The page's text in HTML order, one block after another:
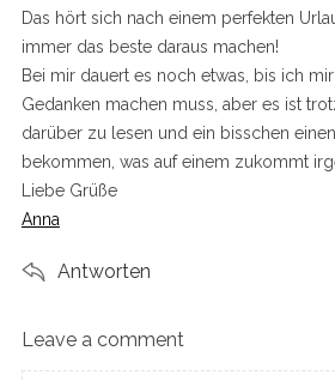
s
:
Das hört sich nach einem perfekten
immer das beste daraus machen!
Bei mir dauert es noch etwas, bis ich
Gedanken machen muss, aber es ist
darüber zu lesen und ein bisschen
bekommen, was auf einem zukommt
Liebe Grüße
Anna
Antworten
L
e
Leave a comment